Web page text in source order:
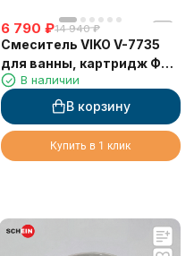
6 790 ₽14 940 ₽
Смеситель VIKO V-7735
для ванны, картридж Ф35
мм, излив L-30 см,
нержавеющая сталь,
серебро
В наличии
В корзину
Купить в 1 клик